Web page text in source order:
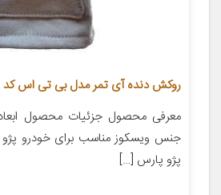
روکش دنده آی تمر مدل بی تی اس کد 227
پژو پارس […]